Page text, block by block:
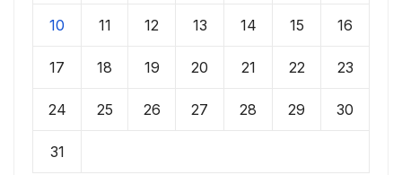
10 11 12 13 14 15 16
17 18 19 20 21 22 23
24 25 26 27 28 29 30
31